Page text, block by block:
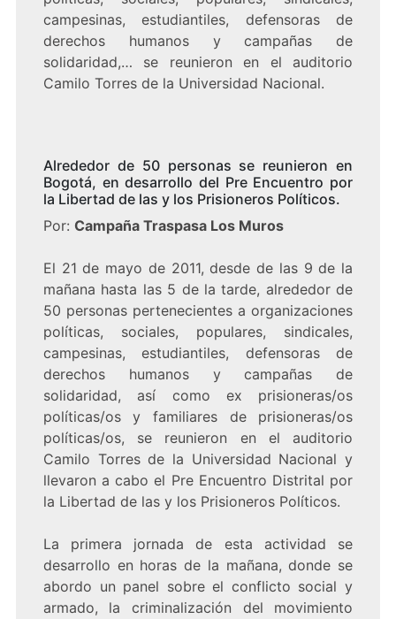
campesinas, estudiantiles, defensoras de
derechos humanos y campañas de
solidaridad,… se reunieron en el auditorio
Camilo Torres de la Universidad Nacional.
Alrededor de 50 personas se reunieron en
Bogotá, en desarrollo del Pre Encuentro por
la Libertad de las y los Prisioneros Políticos.
Por: Campaña Traspasa Los Muros
El 21 de mayo de 2011, desde de las 9 de la
mañana hasta las 5 de la tarde, alrededor de
50 personas pertenecientes a organizaciones
políticas, sociales, populares, sindicales,
campesinas, estudiantiles, defensoras de
derechos humanos y campañas de
solidaridad, así como ex prisioneras/os
políticas/os y familiares de prisioneras/os
políticas/os, se reunieron en el auditorio
Camilo Torres de la Universidad Nacional y
llevaron a cabo el Pre Encuentro Distrital por
la Libertad de las y los Prisioneros Políticos.
La primera jornada de esta actividad se
desarrollo en horas de la mañana, donde se
abordo un panel sobre el conflicto social y
armado, la criminalización del movimiento